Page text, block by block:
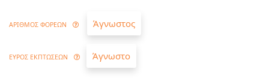
ΑΡΙΘΜΟΣ ΦΟΡΕΩΝ Άγνωστος
ΕΥΡΟΣ ΕΚΠΤΩΣΕΩΝ Άγνωστο